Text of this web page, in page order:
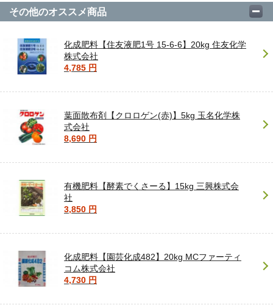
その他のオススメ商品
化成肥料【住友液肥1号 15-6-6】20kg 住友化学
株式会社
4,785 円
葉面散布剤【クロロゲン(赤)】5kg 玉名化学株
式会社
8,690 円
有機肥料【酵素でくさーる】15kg 三興株式会
社
3,850 円
化成肥料【園芸化成482】20kg MCファーティ
コム株式会社
4,730 円